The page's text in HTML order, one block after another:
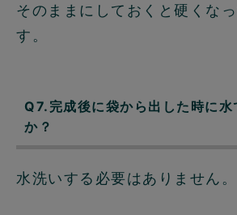
そのままにしておくと硬くな
す。
Q7.完成後に袋から出した時に水
か？
水洗いする必要はありません。